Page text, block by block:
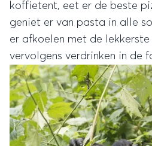
koffietent, eet er de beste
geniet er van pasta in alle
er afkoelen met de
vervolgens verdrinken in de
zijn alleen al zoveel
last minute vakantie naar
idee is. Dan hebben we het
over de prachtige steden,
de aangename